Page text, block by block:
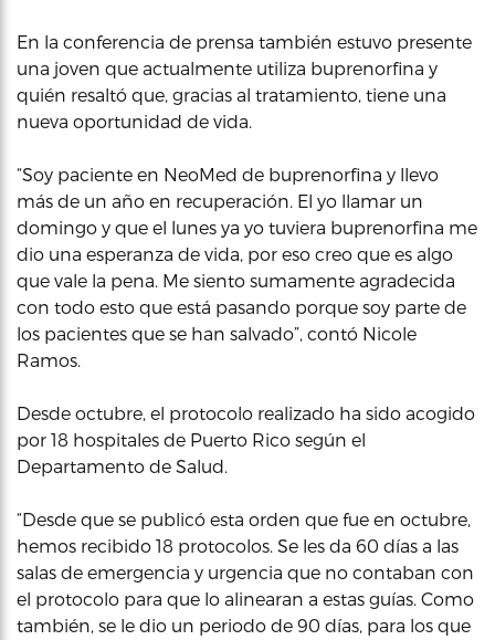
En la conferencia de prensa también estuvo presente
una joven que actualmente utiliza buprenorfina y
quién resaltó que, gracias al tratamiento, tiene una
nueva oportunidad de vida.
“Soy paciente en NeoMed de buprenorfina y llevo
más de un año en recuperación. El yo llamar un
domingo y que el lunes ya yo tuviera buprenorfina me
dio una esperanza de vida, por eso creo que es algo
que vale la pena. Me siento sumamente agradecida
con todo esto que está pasando porque soy parte de
los pacientes que se han salvado”, contó Nicole
Ramos.
Desde octubre, el protocolo realizado ha sido acogido
por 18 hospitales de Puerto Rico según el
Departamento de Salud.
“Desde que se publicó esta orden que fue en octubre,
hemos recibido 18 protocolos. Se les da 60 días a las
salas de emergencia y urgencia que no contaban con
el protocolo para que lo alinearan a estas guías. Como
también, se le dio un periodo de 90 días, para los que